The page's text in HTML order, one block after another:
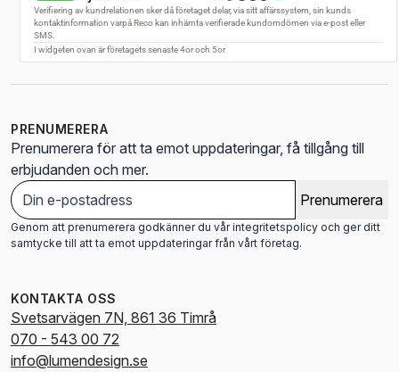
PRENUMERERA
Prenumerera för att ta emot uppdateringar, få tillgång till
erbjudanden och mer.
Prenumerera
Genom att prenumerera godkänner du vår integritetspolicy och ger ditt
samtycke till att ta emot uppdateringar från vårt företag.
KONTAKTA OSS
Svetsarvägen 7N, 861 36 Timrå
070 - 543 00 72
info@lumendesign.se